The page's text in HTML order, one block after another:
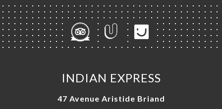
INDIAN EXPRESS
47 Avenue Aristide Briand